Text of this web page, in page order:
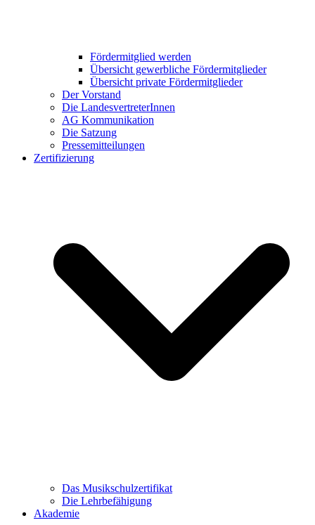
Fördermitglied werden
Übersicht gewerbliche Fördermitglieder
Übersicht private Fördermitglieder
Der Vorstand
Die LandesvertreterInnen
AG Kommunikation
Die Satzung
Pressemitteilungen
Zertifizierung
Das Musikschulzertifikat
Die Lehrbefähigung
Akademie